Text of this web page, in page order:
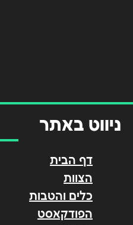
ניווט באתר
דף הבית
הצוות
כלים והטבות
הפודקאסט